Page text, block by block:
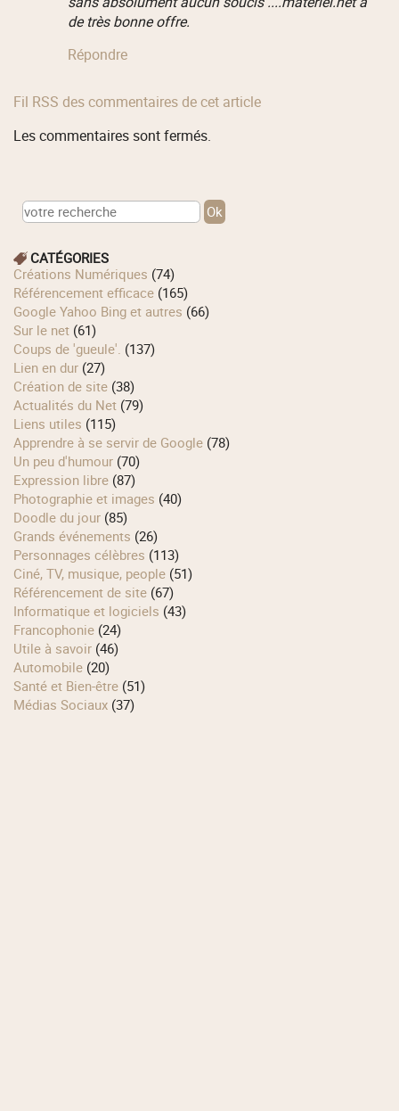
de très bonne offre.
Répondre
Fil RSS des commentaires de cet article
Les commentaires sont fermés.
CATÉGORIES
Créations Numériques (74)
Référencement efficace (165)
Google Yahoo Bing et autres (66)
Sur le net (61)
Coups de 'gueule'. (137)
Lien en dur (27)
Création de site (38)
Actualités du Net (79)
Liens utiles (115)
Apprendre à se servir de Google (78)
Un peu d'humour (70)
Expression libre (87)
Photographie et images (40)
Doodle du jour (85)
Grands événements (26)
Personnages célèbres (113)
Ciné, TV, musique, people (51)
Référencement de site (67)
Informatique et logiciels (43)
Francophonie (24)
Utile à savoir (46)
Automobile (20)
Santé et Bien-être (51)
Médias Sociaux (37)